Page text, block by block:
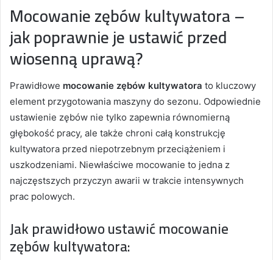
Mocowanie zębów kultywatora –
jak poprawnie je ustawić przed
wiosenną uprawą?
Prawidłowe mocowanie zębów kultywatora to kluczowy
element przygotowania maszyny do sezonu. Odpowiednie
ustawienie zębów nie tylko zapewnia równomierną
głębokość pracy, ale także chroni całą konstrukcję
kultywatora przed niepotrzebnym przeciążeniem i
uszkodzeniami. Niewłaściwe mocowanie to jedna z
najczęstszych przyczyn awarii w trakcie intensywnych
prac polowych.
Jak prawidłowo ustawić mocowanie
zębów kultywatora: